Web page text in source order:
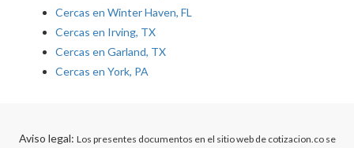
Cercas en Winter Haven, FL
Cercas en Irving, TX
Cercas en Garland, TX
Cercas en York, PA
Aviso legal: Los presentes documentos en el sitio web de cotizacion.co se